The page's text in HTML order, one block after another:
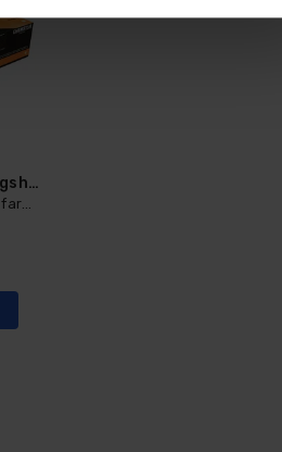
Granberg engangshanske Nitril Chemstar®
Pudderfri. Oransje farge, 27 cm Large